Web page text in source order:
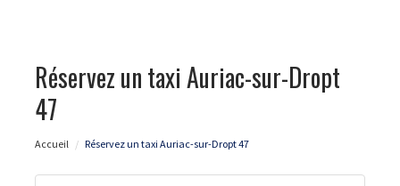
Réservez un taxi Auriac-sur-Dropt
47
Accueil Réservez un taxi Auriac-sur-Dropt 47